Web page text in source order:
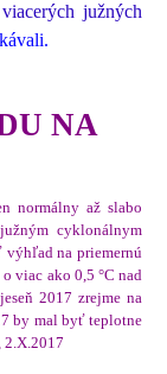
južných
NA
normálny až slabo
cyklonálnym
výhľad na priemernú
viac ako 0,5 °C nad
2017 zrejme na
by mal byť teplotne